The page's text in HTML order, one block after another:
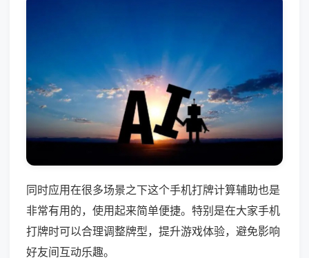
同时应用在很多场景之下这个手机打牌计算辅助也是
非常有用的，使用起来简单便捷。特别是在大家手机
打牌时可以合理调整牌型，提升游戏体验，避免影响
好友间互动乐趣。